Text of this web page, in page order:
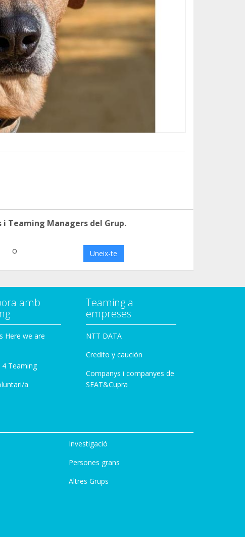
Teaming Managers del Grup.
o Uneix-te
amb
Here we are
4 Teaming
a
Teaming a
empreses
NTT DATA
Credito y caución
Companys i companyes de
SEAT&Cupra
Investigació
Persones grans
Altres Grups